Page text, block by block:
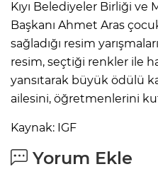
Kıyı Belediyeler Birliği
Başkanı Ahmet Aras
sağladığı resim
resim, seçtiği renkler ile
yansıtarak büyük ödülü
ailesini, öğretmenlerini
Kaynak: IGF
Yorum Ekle